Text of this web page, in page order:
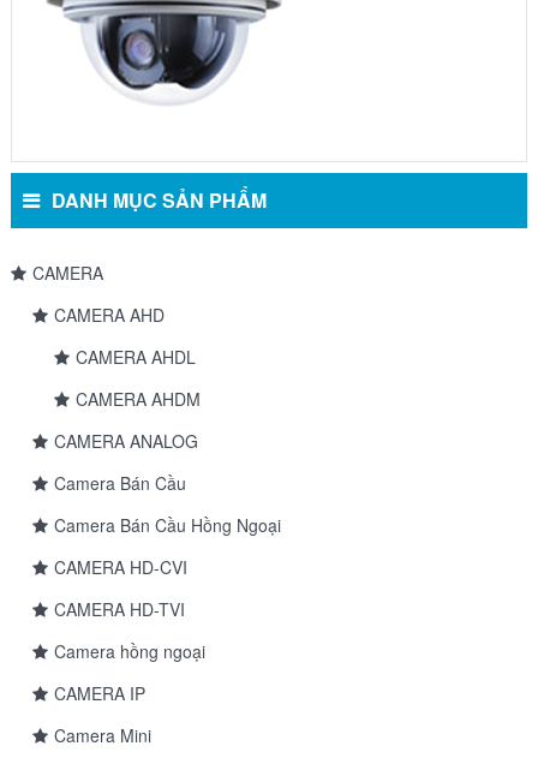
DANH MỤC SẢN PHẨM
CAMERA
CAMERA AHD
CAMERA AHDL
CAMERA AHDM
CAMERA ANALOG
Camera Bán Cầu
Camera Bán Cầu Hồng Ngoại
CAMERA HD-CVI
CAMERA HD-TVI
Camera hồng ngoại
CAMERA IP
Camera Mini